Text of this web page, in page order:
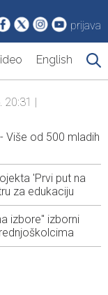
prijava
English
20:31 |
Više od 500 mladih
'Prvi put na
za edukaciju
izbore" izborni